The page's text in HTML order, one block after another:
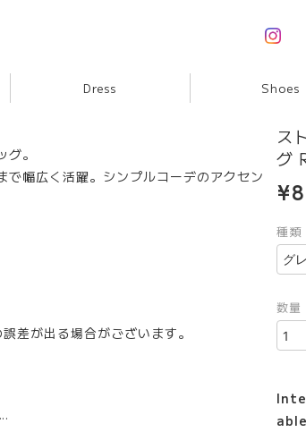
Dress Shoes
。
幅広く活躍。シンプルコーデのアクセン
差が出る場合がございます。
ス
グ
種類
数量
able